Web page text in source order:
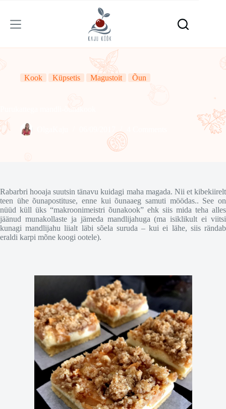
content
Kook Küpsetis Magustoit Õun
Purukattega mandli-õunakook
Rabarbri hooaja suutsin tänavu kuidagi maha magada. Nii et kibekiirelt
teen ühe õunapostituse, enne kui õunaaeg samuti möödas.. See on
nüüd küll üks “makroonimeistri õunakook” ehk siis mida teha alles
jäänud munakollaste ja jämeda mandlijahuga (ma isiklikult ei viitsi
kunagi mandlijahu liialt läbi sõela suruda – kui ei lähe, siis rändab
eraldi karpi mõne koogi ootele).